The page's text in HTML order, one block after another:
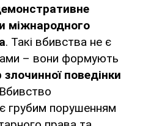
міжнародного
. Такі вбивства не є
– вони формують
поведінки
грубим порушенням